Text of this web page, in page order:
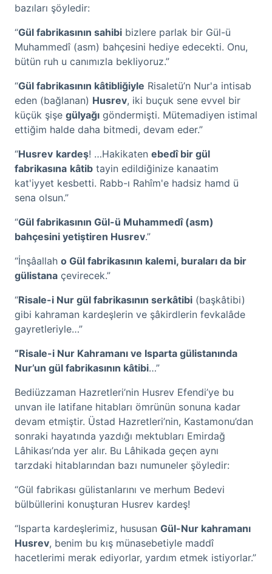
bazıları şöyledir:
“Gül fabrikasının sahibi bizlere parlak bir Gül-ü
Muhammedî (asm) bahçesini hediye edecekti. Onu,
bütün ruh u canımızla bekliyoruz.”
“Gül fabrikasının kâtibliğiyle Risaletü’n Nur'a intisab
eden (bağlanan) Husrev, iki buçuk sene evvel bir
küçük şişe gülyağı göndermişti. Mütemadiyen istimal
ettiğim halde daha bitmedi, devam eder.”
“Husrev kardeş! …Hakikaten ebedî bir gül
fabrikasına kâtib tayin edildiğinize kanaatim
kat'iyyet kesbetti. Rabb-ı Rahîm'e hadsiz hamd ü
sena olsun.”
“Gül fabrikasının Gül-ü Muhammedî (asm)
bahçesini yetiştiren Husrev.”
“İnşâallah o Gül fabrikasının kalemi, buraları da bir
gülistana çevirecek.”
“Risale-i Nur gül fabrikasının serkâtibi (başkâtibi)
gibi kahraman kardeşlerin ve şâkirdlerin fevkalâde
gayretleriyle…”
“Risale-i Nur Kahramanı ve Isparta gülistanında
Nur’un gül fabrikasının kâtibi…”
Bediüzzaman Hazretleri’nin Husrev Efendi’ye bu
unvan ile latifane hitabları ömrünün sonuna kadar
devam etmiştir. Üstad Hazretleri’nin, Kastamonu’dan
sonraki hayatında yazdığı mektubları Emirdağ
Lâhikası’nda yer alır. Bu Lâhikada geçen aynı
tarzdaki hitablarından bazı numuneler şöyledir:
“Gül fabrikası gülistanlarını ve merhum Bedevi
bülbüllerini konuşturan Husrev kardeş!
“Isparta kardeşlerimiz, hususan Gül-Nur kahramanı
Husrev, benim bu kış münasebetiyle maddî
hacetlerimi merak ediyorlar, yardım etmek istiyorlar.”